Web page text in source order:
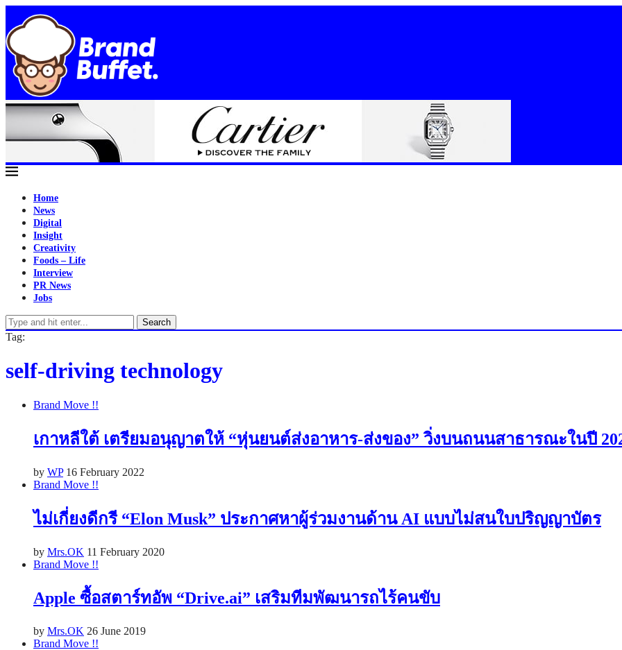
Home
News
Digital
Insight
Creativity
Foods – Life
Interview
PR News
Jobs
Search
Tag:
self-driving technology
Brand Move !!
เกาหลีใต้ เตรียมอนุญาตให้ “หุ่นยนต์ส่งอาหาร-ส่งของ” วิ่งบนถนนสาธารณะในปี
by WP 16 February 2022
Brand Move !!
ไม่เกี่ยงดีกรี “Elon Musk” ประกาศหาผู้ร่วมงานด้าน AI แบบไม่สนใบปริญญาบัตร
by Mrs.OK 11 February 2020
Brand Move !!
Apple ซื้อสตาร์ทอัพ “Drive.ai” เสริมทีมพัฒนารถไร้คนขับ
by Mrs.OK 26 June 2019
Brand Move !!